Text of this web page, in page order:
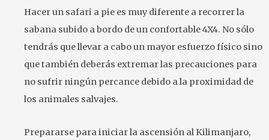
Hacer un safari a pie es muy diferente a recorrer la
sabana subido a bordo de un confortable 4X4. No sólo
tendrás que llevar a cabo un mayor esfuerzo físico sino
que también deberás extremar las precauciones para
no sufrir ningún percance debido a la proximidad de
los animales salvajes.
Prepararse para iniciar la ascensión al Kilimanjaro,